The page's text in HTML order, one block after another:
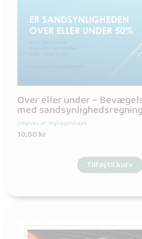
Over eller under –
med sandsynlighedsregning
Udgives af: mghagenbaek
10,00kr
Tilføj til kurv